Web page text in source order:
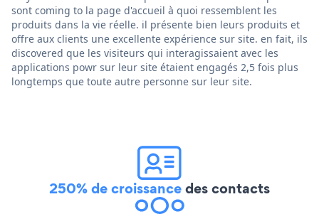
sont coming to la page d'accueil à quoi ressemblent les
produits dans la vie réelle. il présente bien leurs produits et
offre aux clients une excellente expérience sur site. en fait, ils
discovered que les visiteurs qui interagissaient avec les
applications powr sur leur site étaient engagés 2,5 fois plus
longtemps que toute autre personne sur leur site.
250% de croissancedes contacts